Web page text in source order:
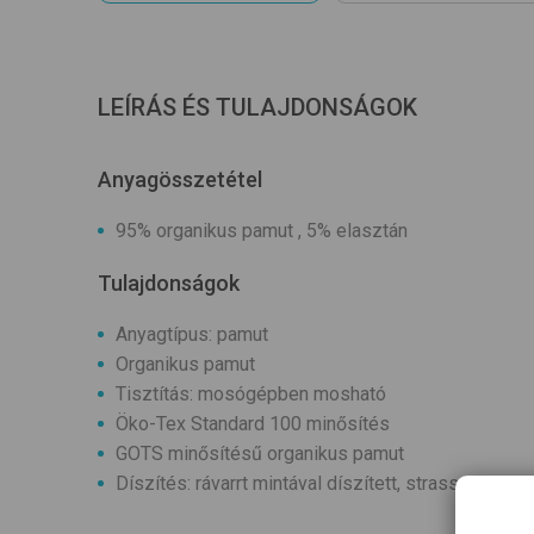
LEÍRÁS ÉS TULAJDONSÁGOK
Anyagösszetétel
95% organikus pamut , 5% elasztán
Tulajdonságok
Anyagtípus: pamut
Organikus pamut
Tisztítás: mosógépben mosható
Öko-Tex Standard 100 minősítés
GOTS minősítésű organikus pamut
Díszítés: rávarrt mintával díszített, strasszal